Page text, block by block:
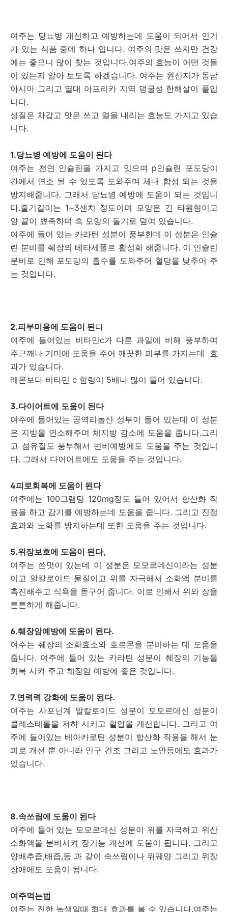
여주는 당뇨병 개선하고 예방하는데 도움이 되어서 인기
가 있는 식품 중에 하나 입니다. 여주의 맛은 쓰지만 건강
에는 좋으니 많이 찾는 것입니다.여주의 효능이 어떤 것들
이 있는지 알아 보도록 하겠습니다. 여주는 원산지가 동남
아시아 그리고 열대 아프리카 지역 덩굴성 한해살이 풀입
니다.
성질은 차갑고 맛은 쓰고 열을 내리는 효능도 가지고 있습
니다.
1.당뇨병 예방에 도움이 된다
여주는 천연 인슐린을 가지고 잇으며 p인슐린 포도당이
간에서 연소 될 수 있도록 도와주며 체내 합성 되는 것을
방지해줍니다. 그래서 당뇨병 예방에 도움이 되는 것입니
다.줄기길이는 1~3센치 정도이며 모양은 긴 타원형이고
양 끝이 뾰족하며 흑 모양의 돌기로 덮여 있습니다.
여주에 들어 있는 카라틴 성분이 풍부한데 이 성분은 인슐
린 분비를 췌장의 베타세폴르 활성화 해줍니다. 이 인슐린
분비로 인해 포도당의 흡수를 도와주어 혈당을 낮추어 주
는 것입니다.
2.피부미용에 도움이 된다
여주에 들어있는 비타민c가 다른 과일에 비해 풍부하며
주근깨나 기미에 도움을 주어 깨끗한 피부를 가지는데 효
과가 있습니다.
레몬보다 비타민 c 함량이 5배나 많이 들어 있습니다.
3.다이어트에 도움이 된다
여주에 들어있는 공역리놀산 성부이 들어 있는데 이 성분
은 지방을 연소해주며 체지방 감소에 도움을 줍니다.그리
고 섬유질도 풍부해서 변비예방에도 도움을 주는 것입니
다. 그래서 다이어트에도 도움을 주는 것입니다.
4피로회복에 도움이 된다
여주에는 100그램당 120mg정도 들어 있어서 항산화 작
용을 하고 감기를 예방하는데 도움을 줍니다. 그리고 진정
효과와 노화를 방지하는데 또한 도움을 주는 것입니다.
5.위장보호에 도움이 된다,
여주는 쓴맛이 있는데 이 성분은 모모르데신이라는 성분
이고 알칼로이드 물질이고 위를 자극해서 소화액 분비를
촉진해주고 식욕을 돋구어 줍니다. 이로 인해서 위와 장을
튼튼하게 해줍니다.
6.췌장암예방에 도움이 된다.
여주는 췌장의 소화효소와 호르몬을 분비하는 데 도움을
줍니다. 여주에 들어 있는 카라틴 성분이 췌장의 기능을
회복 시켜 주고 췌장암 예방에 좋은 것입니다.
7.면력력 강화에 도움이 된다.
여주는 사포닌계 알칼로이드 성분이 모모르데신 성분이
콜레스테롤을 저하 시키고 혈압을 개선합니다. 그리고 여
주에 들어있는 베아카로틴 성분이 항산화 작용을 해서 눈
피로 개선 뿐 아니라 안구 건조 그리고 노안등에도 효과가
있습니다.
8.속쓰림에 도움이 된다
여주에 들어 있는 모모르데신 성분이 위를 자극하고 위산
소화액을 분비시켜 장기능 개선에 도움이 됩니다. 그리고
양배추즙,배즙,등 과 같이 속쓰림이나 위궤양 그리고 위장
장애에도 도움이 됩니다.
여주먹는법
여주는 진한 녹색일때 최대 효과를 볼 수 있습니다.여주는